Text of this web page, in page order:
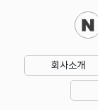
회사소개